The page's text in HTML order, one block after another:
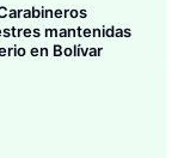
mantenidas
en Bolívar